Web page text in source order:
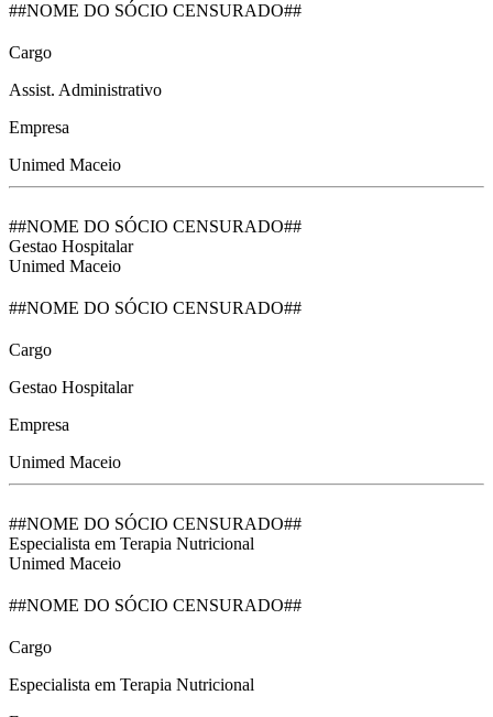
##NOME DO SÓCIO CENSURADO##
Cargo
Assist. Administrativo
Empresa
Unimed Maceio
##NOME DO SÓCIO CENSURADO##
Gestao Hospitalar
Unimed Maceio
##NOME DO SÓCIO CENSURADO##
Cargo
Gestao Hospitalar
Empresa
Unimed Maceio
##NOME DO SÓCIO CENSURADO##
Especialista em Terapia Nutricional
Unimed Maceio
##NOME DO SÓCIO CENSURADO##
Cargo
Especialista em Terapia Nutricional